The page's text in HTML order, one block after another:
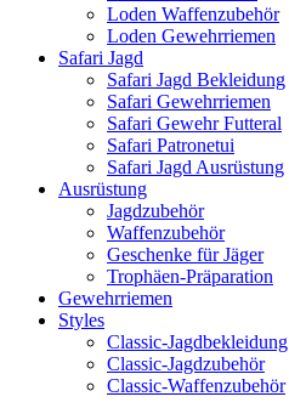
Loden Waffenzubehör
Loden Gewehrriemen
Safari Jagd
Safari Jagd Bekleidung
Safari Gewehrriemen
Safari Gewehr Futteral
Safari Patronetui
Safari Jagd Ausrüstung
Ausrüstung
Jagdzubehör
Waffenzubehör
Geschenke für Jäger
Trophäen-Präparation
Gewehrriemen
Styles
Classic-Jagdbekleidung
Classic-Jagdzubehör
Classic-Waffenzubehör